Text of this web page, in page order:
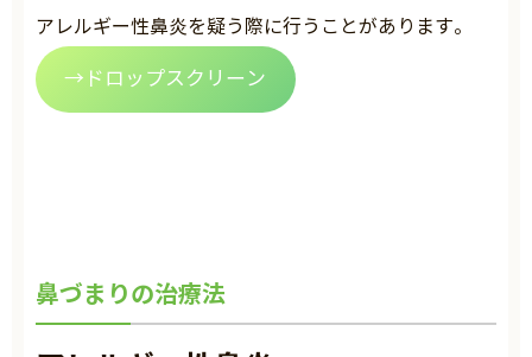
アレルギー性鼻炎を疑う際に行うことがあります。
→ドロップスクリーン
鼻づまりの治療法